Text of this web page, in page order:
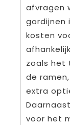
afvragen
gordijnen
kosten
zoals het
de
extra
voor het